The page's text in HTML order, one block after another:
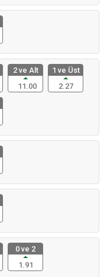
2 ve Alt
11.00
1 ve Üst
2.27
0 ve 2
1.91